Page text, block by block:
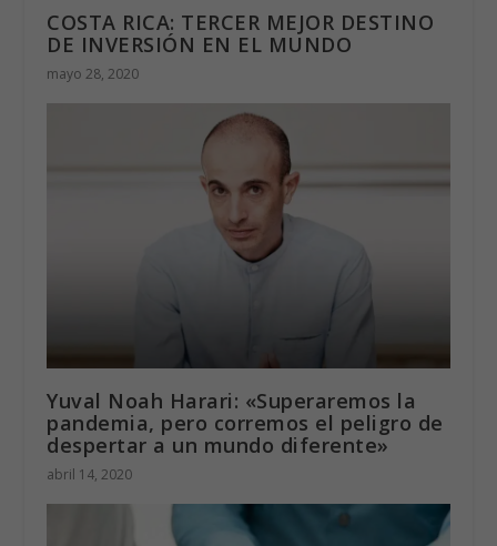
COSTA RICA: TERCER MEJOR DESTINO
DE INVERSIÓN EN EL MUNDO
mayo 28, 2020
Yuval Noah Harari: «Superaremos la
pandemia, pero corremos el peligro de
despertar a un mundo diferente»
abril 14, 2020